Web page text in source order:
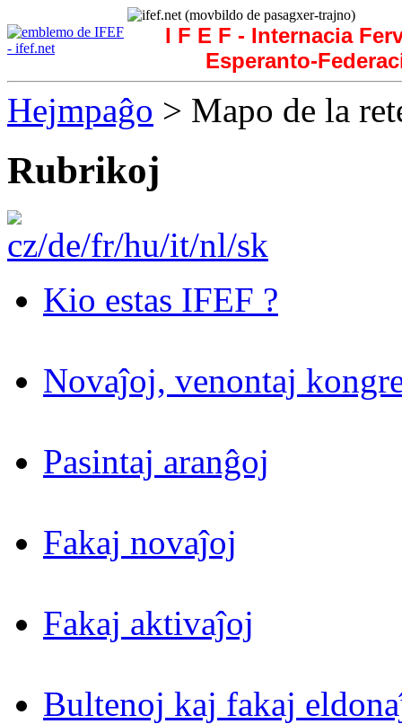
I F E F - Internacia
Esperanto-
Hejmpaĝo > Mapo de la
Rubrikoj
Kio estas IFEF ?
Novaĵoj, venontaj
Pasintaj aranĝoj
Fakaj novaĵoj
Fakaj aktivaĵoj
Bultenoj kaj fakaj